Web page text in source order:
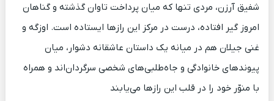
شفیق آرزن، مردی تنها که میان پرداخت تاوان گذشته و گناهان
امروز گیر افتاده، درست در مرکز این رازها ایستاده است. اوزگه و
غنی جیلان هم در میانه یک داستان عاشقانه دشوار، میان
پیوندهای خانوادگی و جاه‌طلبی‌های شخصی سرگردان‌اند و همراه
با منوّر خود را در قلب این رازها می‌یابند